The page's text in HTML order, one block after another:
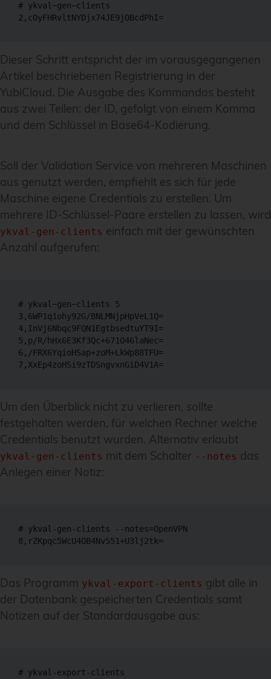
# ykval−gen−clients
2,cOyFHRvltNYDjx74JE9jOBcdPhI=
Dieser Schritt entspricht der im vorausgegangenen
Artikel beschriebenen Registrierung in der
YubiCloud. Die Ausgabe des Kommandos besteht
aus zwei Teilen: der ID, gefolgt von einem Komma
und dem Schlüssel in Base64-Kodierung.
Soll der Validation Service von mehreren Maschinen
aus genutzt werden, empfiehlt es sich für jede
Maschine eigene Credentials zu erstellen. Um
mehrere ID-Schlüssel-Paare erstellen zu lassen, wird
ykval-gen-clients einfach mit der gewünschten
Anzahl aufgerufen:
# ykval−gen−clients 5
3,6WP1q1ohy92G/BNLMNjpHpVeL1Q=
4,InVj6Nbqc9FQN1EgtbsedtuYT9I=
5,p/R/hHx6E3Kf3Qc+671O46laNec=
6,/FRX6YqioHSap+zoM+LkWp88TFU=
7,XxEp4zoHSi9zTDSngvxnGiD4V1A=
Um den Überblick nicht zu verlieren, sollte
festgehalten werden, für welchen Rechner welche
Credentials benutzt wurden. Alternativ erlaubt
ykval-gen-clients mit dem Schalter --notes das
Anlegen einer Notiz:
# ykval-gen-clients --notes=OpenVPN
8,rZKpqc5WcU4OB4Nv551+U3lj2tk=
Das Programm ykval-export-clients gibt alle in
der Datenbank gespeicherten Credentials samt
Notizen auf der Standardausgabe aus:
# ykval-export-clients